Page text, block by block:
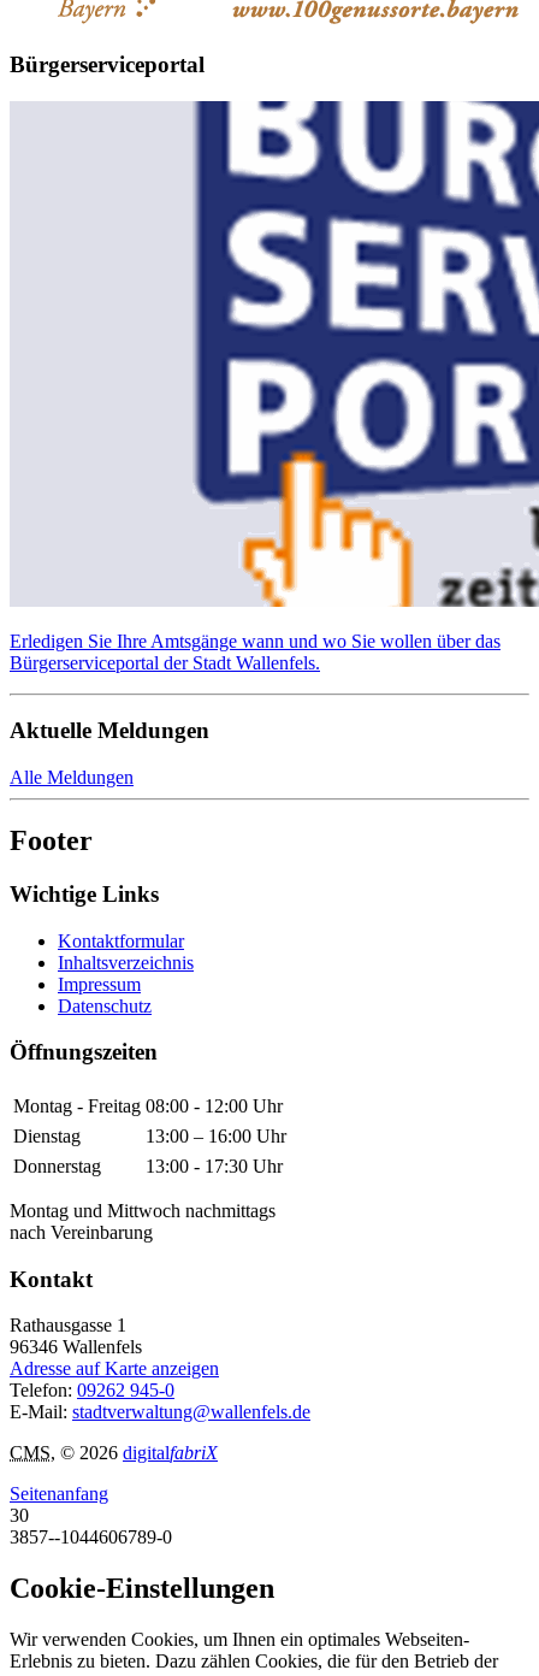
Bürgerserviceportal
Erledigen Sie Ihre Amtsgänge wann und wo Sie wollen über das
Bürgerserviceportal der Stadt Wallenfels.
Aktuelle Meldungen
Alle Meldungen
Footer
Wichtige Links
Kontaktformular
Inhaltsverzeichnis
Impressum
Datenschutz
Öffnungszeiten
Montag - Freitag 08:00 - 12:00 Uhr
Dienstag
13:00 – 16:00 Uhr
Donnerstag
13:00 - 17:30 Uhr
Montag und Mittwoch nachmittags
nach Vereinbarung
Kontakt
Rathausgasse 1
96346 Wallenfels
Adresse auf Karte anzeigen
Telefon: 09262 945-0
E-Mail: stadtverwaltung@wallenfels.de
CMS, © 2026 digitalfabriX
Seitenanfang
30
3857--1044606789-0
Cookie-Einstellungen
Wir verwenden Cookies, um Ihnen ein optimales Webseiten-
Erlebnis zu bieten. Dazu zählen Cookies, die für den Betrieb der